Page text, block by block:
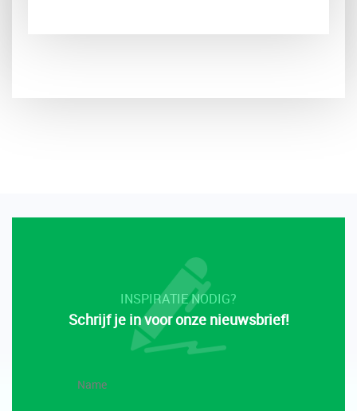
INSPIRATIE NODIG?
Schrijf je in voor onze nieuwsbrief!